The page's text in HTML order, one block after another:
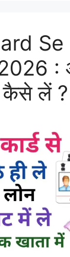
Se
:
कैसे लें ?